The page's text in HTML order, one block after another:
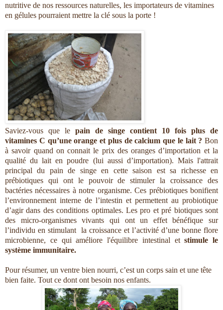
nutritive de nos ressources naturelles, les importateurs de vitamines
en gélules pourraient mettre la clé sous la porte !
Saviez-vous que le pain de singe contient 10 fois plus de
vitamines C qu’une orange et plus de calcium que le lait ? Bon
à savoir quand on connait le prix des oranges d’importation et la
qualité du lait en poudre (lui aussi d’importation). Mais l'attrait
principal du pain de singe en cette saison est sa richesse en
prébiotiques qui ont le pouvoir de stimuler la croissance des
bactéries nécessaires à notre organisme. Ces prébiotiques bonifient
l’environnement interne de l’intestin et permettent au probiotique
d’agir dans des conditions optimales. Les pro et pré biotiques sont
des micro-organismes vivants qui ont un effet bénéfique sur
l’individu en stimulant la croissance et l’activité d’une bonne flore
microbienne, ce qui améliore l'équilibre intestinal etstimule le
système immunitaire.
Pour résumer, un ventre bien nourri, c’est un corps sain et une tête
bien faite. Tout ce dont ont besoin nos enfants.